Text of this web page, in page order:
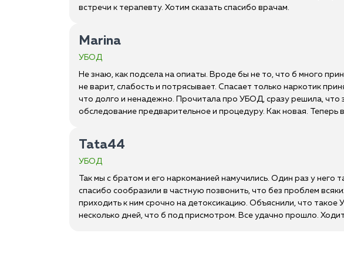
встречи к терапевту. Хотим сказать спасибо врачам.
Marina
УБОД
Не знаю, как подсела на опиаты. Вроде бы не то, что б много
не варит, слабость и потрясывает. Спасает только наркотик
что долго и ненадежно. Прочитала про УБОД, сразу решила, что
обследование предварительное и процедуру. Как новая. Теперь
Tata44
УБОД
Так мы с братом и его наркоманией намучились. Один раз у
спасибо сообразили в частную позвонить, что без проблем
приходить к ним срочно на детоксикацию. Объяснили, что
несколько дней, что б под присмотром. Все удачно прошло.